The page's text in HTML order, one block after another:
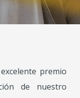
premio
de nuestro